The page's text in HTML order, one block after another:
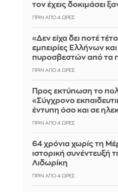
τον έχεις δοκιμάσει
ΠΡΙΝ ΑΠΌ 4 ΏΡΕΣ
«Δεν είχα δει ποτέ
εμπειρίες Ελλήνων
πυροσβεστών από τα
ΠΡΙΝ ΑΠΌ 4 ΏΡΕΣ
Προς εκτύπωση το
«Σύγχρονο
έντυπη όσο και σε
ΠΡΙΝ ΑΠΌ 4 ΏΡΕΣ
64 χρόνια χωρίς τη
ιστορική συνέντευξή
Λιδωρίκη
ΠΡΙΝ ΑΠΌ 4 ΏΡΕΣ